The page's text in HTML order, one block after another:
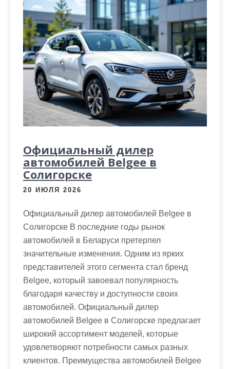
Официальный дилер
автомобилей Belgee в
Солигорске
20 ИЮЛЯ 2026
Официальный дилер автомобилей Belgee в
Солигорске В последние годы рынок
автомобилей в Беларуси претерпел
значительные изменения. Одним из ярких
представителей этого сегмента стал бренд
Belgee, который завоевал популярность
благодаря качеству и доступности своих
автомобилей. Официальный дилер
автомобилей Belgee в Солигорске предлагает
широкий ассортимент моделей, которые
удовлетворяют потребности самых разных
клиентов. Преимущества автомобилей Belgee